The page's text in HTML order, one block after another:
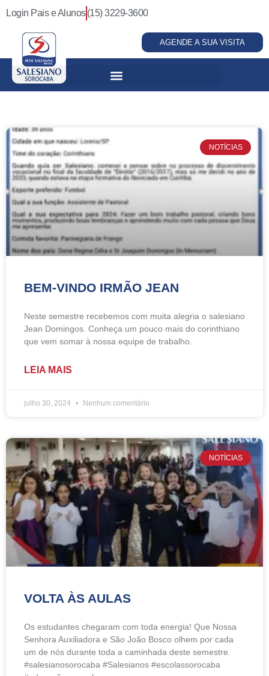
Login Pais e Alunos (15) 3229-3600
AGENDE A SUA VISITA
NOTÍCIAS
BEM-VINDO IRMÃO JEAN
Neste semestre recebemos com muita alegria o salesiano
Jean Domingos. Conheça um pouco mais do corinthiano
que vem somar à nossa equipe de trabalho.
LEIA MAIS
julho 30, 2024 Nenhum comentário
NOTÍCIAS
VOLTA ÀS AULAS
Os estudantes chegaram com toda energia! Que Nossa
Senhora Auxiliadora e São João Bosco olhem por cada
um de nós durante toda a caminhada deste semestre.
#salesianosorocaba #Salesianos #escolassorocaba